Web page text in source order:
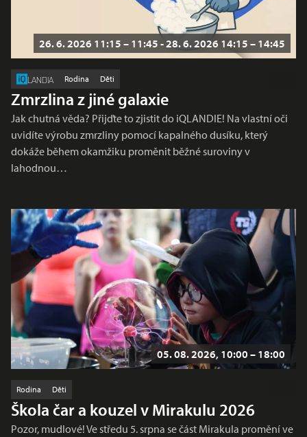
26. 6. 2026 11:15 – 11:45 - 28. 6. 2026 14:15 – 14:45
LANDIA Rodina Děti
Zmrzlina z jiné galaxie
Jak chutná věda? Přijďte to zjistit do iQLANDIE! Na vlastní oči
uvidíte výrobu zmrzliny pomocí kapalného dusíku, který
dokáže během okamžiku proměnit běžné suroviny v
lahodnou…
05. 08. 2026, 10:00 – 18:00
Rodina Děti
Škola čar a kouzel v Mirakulu 2026
Pozor, mudlové! Ve středu 5. srpna se část Mirakula promění ve